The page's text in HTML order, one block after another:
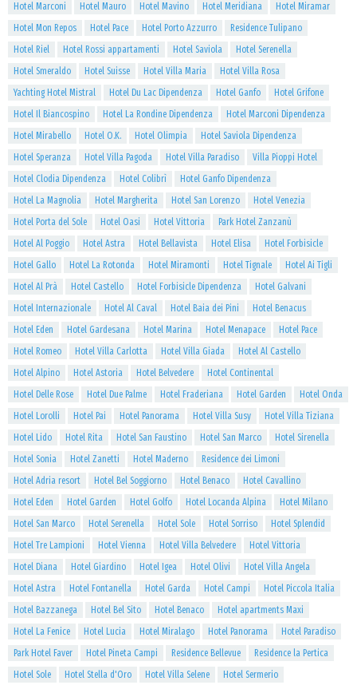
Hotel Marconi
Hotel Mauro Hotel Mavino Hotel Meridiana
Hotel Miramar
Hotel Mon Repos
Hotel Pace Hotel Porto Azzurro
Residence Tulipano
Hotel Riel
Hotel Rossi appartamenti Hotel Saviola
Hotel Serenella
Hotel Smeraldo
Hotel Suisse Hotel Villa Maria
Hotel Villa Rosa
Yachting Hotel Mistral
Hotel Du Lac Dipendenza Hotel Ganfo
Hotel Grifone
Hotel Il Biancospino
Hotel La Rondine Dipendenza
Hotel Marconi Dipendenza
Hotel Mirabello
Hotel O.K. Hotel Olimpia
Hotel Saviola Dipendenza
Hotel Speranza
Hotel Villa Pagoda Hotel Villa Paradiso
Villa Pioppi Hotel
Hotel Clodia Dipendenza
Hotel Colibrì
Hotel Ganfo Dipendenza
Hotel La Magnolia
Hotel Margherita Hotel San Lorenzo
Hotel Venezia
Hotel Porta del Sole
Hotel Oasi Hotel Vittoria
Park Hotel Zanzanù
Hotel Al Poggio
Hotel Astra Hotel Bellavista Hotel Elisa
Hotel Forbisicle
Hotel Gallo
Hotel La Rotonda Hotel Miramonti Hotel Tignale
Hotel Ai Tigli
Hotel Al Prà
Hotel Castello Hotel Forbisicle Dipendenza
Hotel Galvani
Hotel Internazionale
Hotel Al Caval Hotel Baia dei Pini
Hotel Benacus
Hotel Eden
Hotel Gardesana Hotel Marina Hotel Menapace
Hotel Pace
Hotel Romeo
Hotel Villa Carlotta Hotel Villa Giada
Hotel Al Castello
Hotel Alpino
Hotel Astoria Hotel Belvedere
Hotel Continental
Hotel Delle Rose
Hotel Due Palme Hotel Fraderiana Hotel Garden
Hotel Onda
Hotel Lorolli
Hotel Pai Hotel Panorama Hotel Villa Susy
Hotel Villa Tiziana
Hotel Lido
Hotel Rita Hotel San Faustino Hotel San Marco
Hotel Sirenella
Hotel Sonia
Hotel Zanetti Hotel Maderno
Residence dei Limoni
Hotel Adria resort
Hotel Bel Soggiorno Hotel Benaco
Hotel Cavallino
Hotel Eden
Hotel Garden Hotel Golfo Hotel Locanda Alpina
Hotel Milano
Hotel San Marco
Hotel Serenella Hotel Sole Hotel Sorriso
Hotel Splendid
Hotel Tre Lampioni
Hotel Vienna Hotel Villa Belvedere
Hotel Vittoria
Hotel Diana
Hotel Giardino Hotel Igea Hotel Olivi
Hotel Villa Angela
Hotel Astra
Hotel Fontanella Hotel Garda Hotel Campi
Hotel Piccola Italia
Hotel Bazzanega
Hotel Bel Sito Hotel Benaco
Hotel apartments Maxi
Hotel La Fenice
Hotel Lucia Hotel Miralago Hotel Panorama
Hotel Paradiso
Park Hotel Faver
Hotel Pineta Campi Residence Bellevue
Residence la Pertica
Hotel Sole
Hotel Stella d'Oro Hotel Villa Selene
Hotel Sermerio